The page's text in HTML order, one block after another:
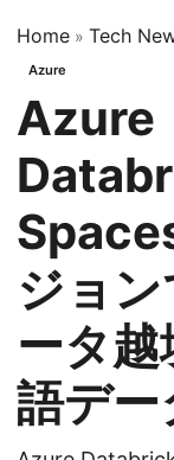
Home » Tech
Azure
Azure
ジョ
ータ
語デー